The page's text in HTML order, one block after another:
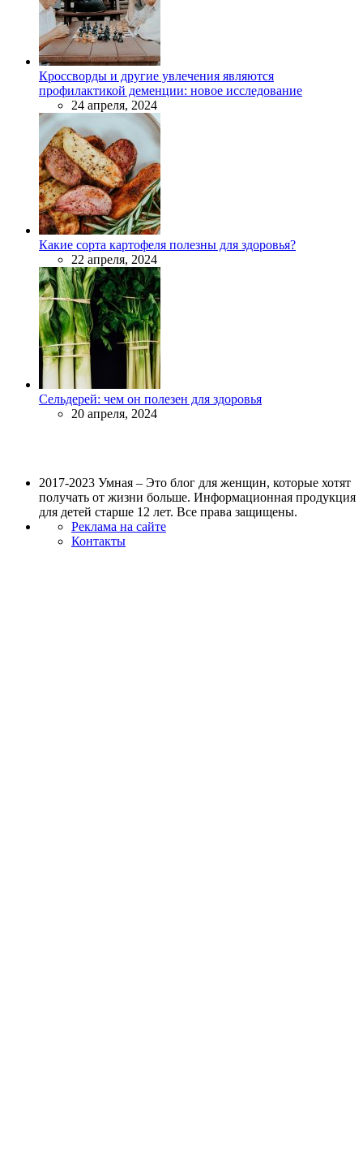
Кроссворды и другие увлечения являются
профилактикой деменции: новое исследование
24 апреля, 2024
Какие сорта картофеля полезны для здоровья?
22 апреля, 2024
Сельдерей: чем он полезен для здоровья
20 апреля, 2024
2017-2023 Умная – Это блог для женщин, которые хотят
получать от жизни больше. Информационная продукция
для детей старше 12 лет. Все права защищены.
Реклама на сайте
Контакты